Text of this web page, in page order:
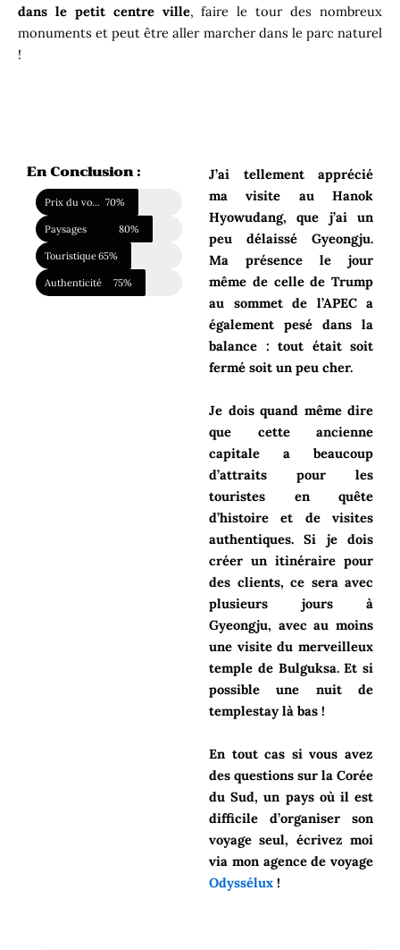
dans le petit centre ville, faire le tour des nombreux
monuments et peut être aller marcher dans le parc naturel
!
En Conclusion :
Prix du voyage 70%
Paysages 80%
Touristique65%
Authenticité 75%
J’ai tellement apprécié
ma visite au Hanok
Hyowudang, que j’ai un
peu délaissé Gyeongju.
Ma présence le jour
même de celle de Trump
au sommet de l’APEC a
également pesé dans la
balance : tout était soit
fermé soit un peu cher.
Je dois quand même dire
que cette ancienne
capitale a beaucoup
d’attraits pour les
touristes en quête
d’histoire et de visites
authentiques. Si je dois
créer un itinéraire pour
des clients, ce sera avec
plusieurs jours à
Gyeongju, avec au moins
une visite du merveilleux
temple de Bulguksa. Et si
possible une nuit de
templestay là bas !
En tout cas si vous avez
des questions sur la Corée
du Sud, un pays où il est
difficile d’organiser son
voyage seul, écrivez moi
via mon agence de voyage
Odyssélux !